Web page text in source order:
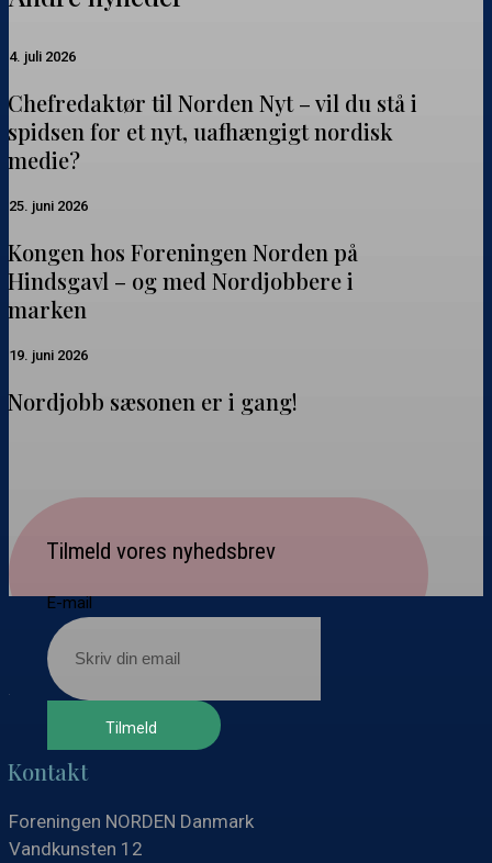
Chefredaktør
Norden
Nyt
–
vil
stå
i
spidsen
et
uafhængigt
4. juli 2026
Chefredaktør til Norden Nyt – vil du stå i
spidsen for et nyt, uafhængigt nordisk
medie?
Kongen
Foreningen
Norden
på
Hindsgavl
og
marken
25. juni 2026
Kongen hos Foreningen Norden på
Hindsgavl – og med Nordjobbere i
marken
Nordjobb
er
19. juni 2026
Nordjobb sæsonen er i gang!
Tilmeld vores nyhedsbrev
E-mail
Kontakt
Foreningen NORDEN Danmark
Vandkunsten 12